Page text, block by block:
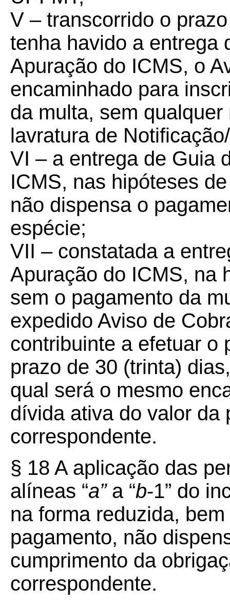
V – transcorrido o
tenha havido a entrega
Apuração do ICMS, o
encaminhado para
da multa, sem
lavratura de
VI – a entrega de Guia
ICMS, nas hipóteses
não dispensa o
espécie;
VII – constatada a
Apuração do ICMS, na
sem o pagamento da
expedido Aviso de
contribuinte a efetuar o
prazo de 30 (trinta)
qual será o mesmo
dívida ativa do valor da
correspondente.
§ 18 A aplicação das
alíneas “a”a “b-1” do
na forma reduzida,
pagamento, não
cumprimento da
correspondente.